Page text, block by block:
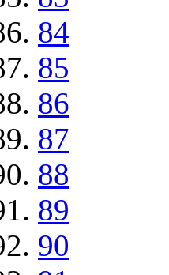
84
85
86
87
88
89
90